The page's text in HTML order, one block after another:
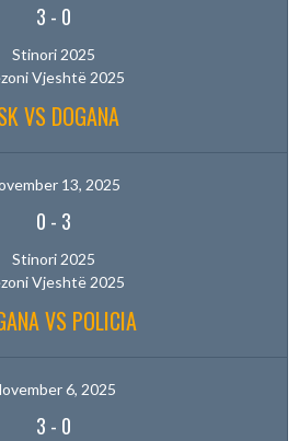
3 - 0
Stinori 2025
Vjeshtë 2025
VS DOGANA
13, 2025
0 - 3
Stinori 2025
Vjeshtë 2025
VS POLICIA
6, 2025
3 - 0